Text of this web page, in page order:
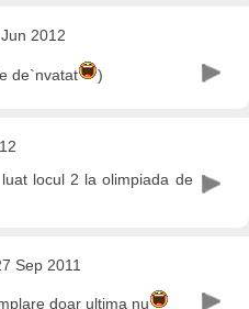
2012
de`nvatat )
locul 2 la olimpiada de
Sep 2011
doar ultima nu